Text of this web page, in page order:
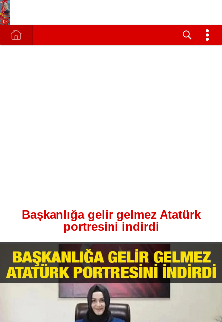
Başkanlığa gelir gelmez Atatürk
portresini indirdi